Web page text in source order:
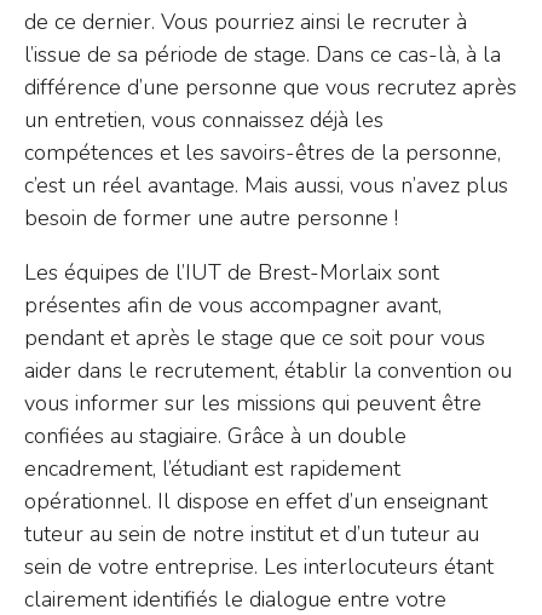
de ce dernier. Vous pourriez ainsi le recruter à
l’issue de sa période de stage. Dans ce cas-là, à la
différence d’une personne que vous recrutez après
un entretien, vous connaissez déjà les
compétences et les savoirs-êtres de la personne,
c’est un réel avantage. Mais aussi, vous n’avez plus
besoin de former une autre personne !
Les équipes de l’IUT de Brest-Morlaix sont
présentes afin de vous accompagner avant,
pendant et après le stage que ce soit pour vous
aider dans le recrutement, établir la convention ou
vous informer sur les missions qui peuvent être
confiées au stagiaire. Grâce à un double
encadrement, l’étudiant est rapidement
opérationnel. Il dispose en effet d’un enseignant
tuteur au sein de notre institut et d’un tuteur au
sein de votre entreprise. Les interlocuteurs étant
clairement identifiés le dialogue entre votre